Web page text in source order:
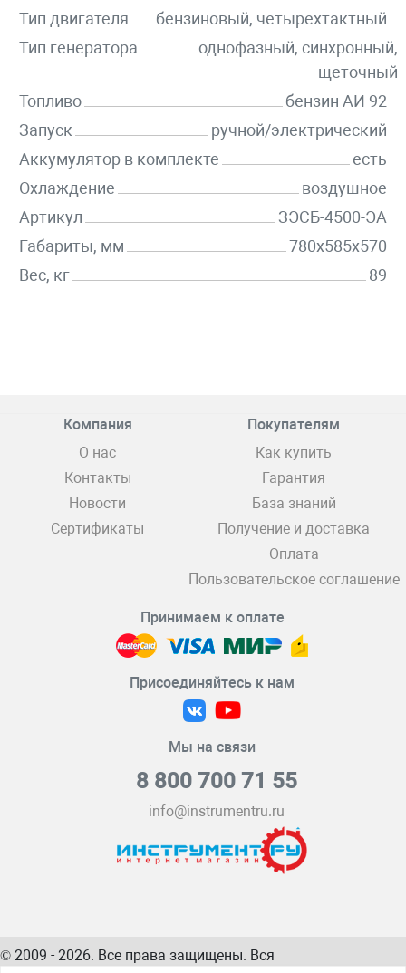
Тип двигателя
бензиновый, четырехтактный
Тип генератора
однофазный, синхронный,
щеточный
Топливо
бензин АИ 92
Запуск
ручной/электрический
Аккумулятор в комплекте
есть
Охлаждение
воздушное
Артикул
ЗЭСБ-4500-ЭА
Габариты, мм
780х585х570
Вес, кг
89
Компания
О нас
Контакты
Новости
Сертификаты
Покупателям
Как купить
Гарантия
База знаний
Получение и доставка
Оплата
Пользовательское соглашение
Принимаем к оплате
Присоединяйтесь к нам
Мы на связи
8 800 700 71 55
info@instrumentru.ru
© 2009 - 2026. Все права защищены. Вся